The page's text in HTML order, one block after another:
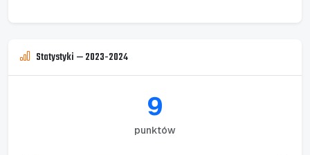
Statystyki — 2023-2024
9
punktów